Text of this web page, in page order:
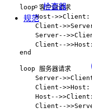
检查器
规范
    loop 客户端请求
Host->>Client:
Client-
Server--
Client-->>Host:
    end
    loop 服务器请求
Server-
Client->>Host:
Host--
Client--